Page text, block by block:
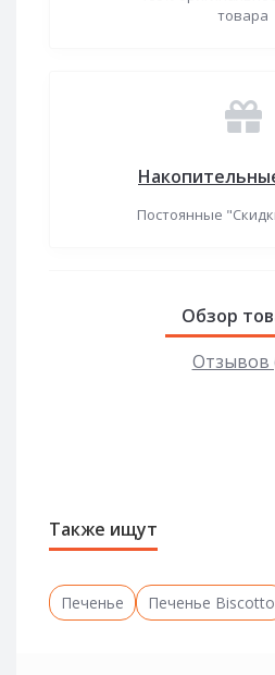
товара
Постоянные
Обзор
Отзывов
Также ищут
Печенье Печенье Biscotto